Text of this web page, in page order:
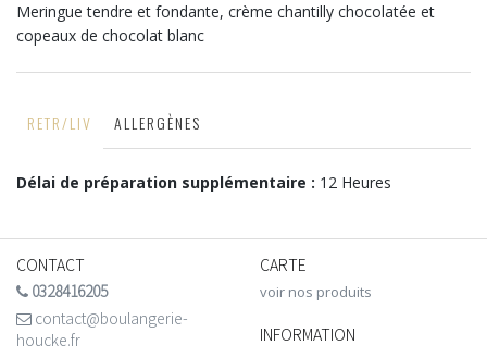
Meringue tendre et fondante, crème chantilly chocolatée et
copeaux de chocolat blanc
RETR/LIV ALLERGÈNES
Délai de préparation supplémentaire : 12 Heures
CONTACT
0328416205
contact@boulangerie-
houcke.fr
CARTE
voir nos produits
INFORMATION